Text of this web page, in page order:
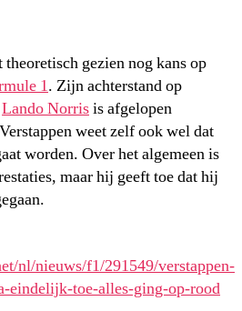
theoretisch gezien nog kans op
1. Zijn achterstand op
Lando Norrisis afgelopen
weet zelf ook wel dat
worden. Over het algemeen is
maar hij geeft toe dat hij
nl/nieuws/f1/291549/verstappen-
eindelijk-toe-alles-ging-op-rood